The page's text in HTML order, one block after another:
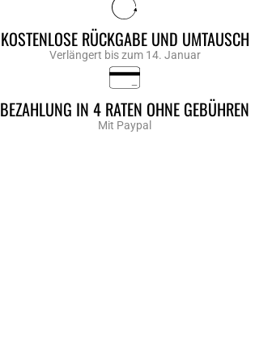
KOSTENLOSE RÜCKGABE UND UMTAUSCH
Verlängert bis zum 14. Januar
BEZAHLUNG IN 4 RATEN OHNE GEBÜHREN
Mit Paypal